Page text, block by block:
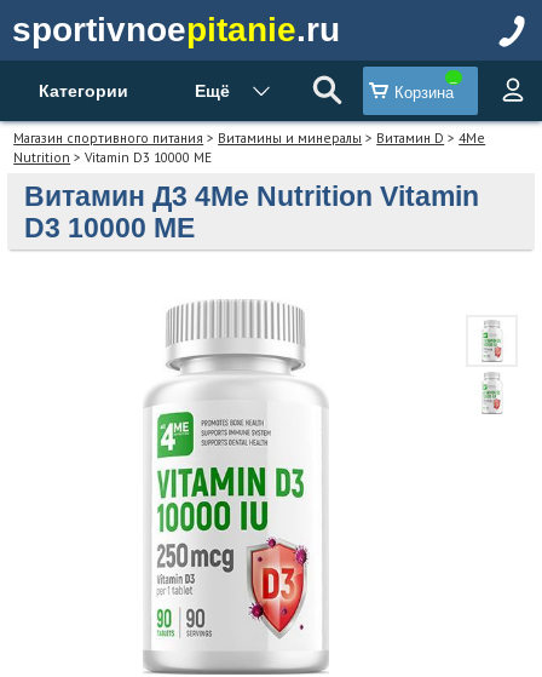
sportivnoepitanie.ru
Категории Ещё Корзина
Магазин спортивного питания > Витамины и минералы > Витамин D >4Me
Nutrition > Vitamin D3 10000 МЕ
Витамин Д3 4Me Nutrition Vitamin
D3 10000 МЕ